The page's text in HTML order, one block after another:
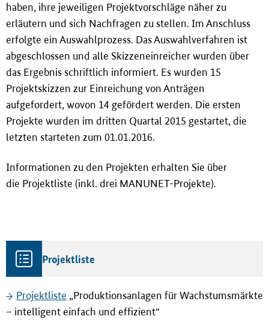
haben, ihre jeweiligen Projektvorschläge näher zu
erläutern und sich Nachfragen zu stellen. Im Anschluss
erfolgte ein Auswahlprozess. Das Auswahlverfahren ist
abgeschlossen und alle Skizzeneinreicher wurden über
das Ergebnis schriftlich informiert. Es wurden 15
Projektskizzen zur Einreichung von Anträgen
aufgefordert, wovon 14 gefördert werden. Die ersten
Projekte wurden im dritten Quartal 2015 gestartet, die
letzten starteten zum 01.01.2016.
Informationen zu den Projekten erhalten Sie über
die Projektliste (inkl. drei MANUNET-Projekte).
Projektliste
Projektliste „Produktionsanlagen für Wachstumsmärkte
– intelligent einfach und effizient“